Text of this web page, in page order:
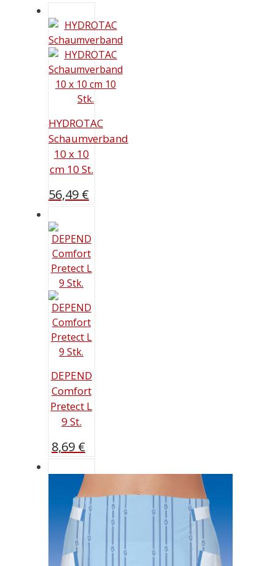
HYDROTAC
Schaumverband
10 x 10
cm 10 St.
56,49 €
DEPEND
Comfort
Pretect L
9 St.
8,69 €